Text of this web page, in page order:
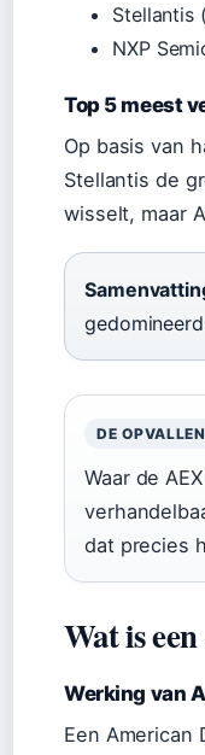
Stellantis
NXP
Top 5 meest
Op basis van
Stellantis de
wisselt, maar
DE
Waar de
dat precies
Wat is
Werking van
Een American